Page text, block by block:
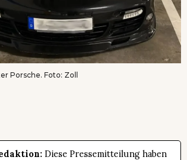
Porsche. Foto: Zoll
Diese Pressemitteilung haben